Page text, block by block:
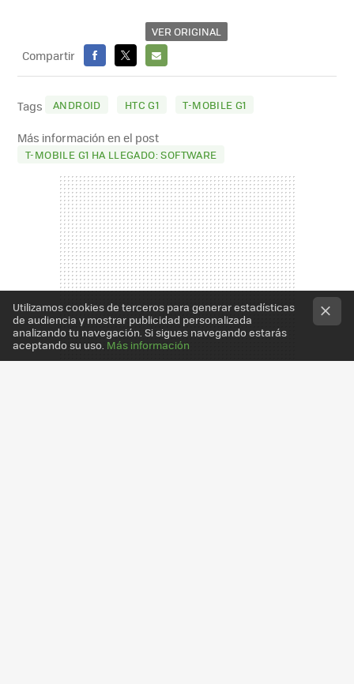
VER ORIGINAL
Compartir
FACEBOOK
X
E-
MAIL
Tags ANDROID HTC G1 T-MOBILE G1
Más información en el post
T-MOBILE G1 HA LLEGADO: SOFTWARE
Utilizamos cookies de terceros para generar estadísticas
de audiencia y mostrar publicidad personalizada
analizando tu navegación. Si sigues navegando estarás
aceptando su uso. Más información